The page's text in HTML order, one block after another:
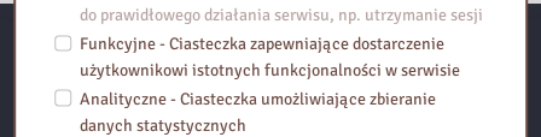
Pedagogiczna Biblioteka Wojewódzka im. KEN w Warszawie
Filia w Grodzisku Mazowieckim
do prawidłowego działania serwisu, np. utrzymanie sesji
Funkcyjne - Ciasteczka zapewniające dostarczenie
użytkownikowi istotnych funkcjonalności w serwisie
Analityczne - Ciasteczka umożliwiające zbieranie
danych statystycznych